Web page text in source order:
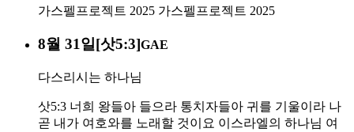
가스펠프로젝트 2025 가스펠프로젝트 2025
8월 31일[삿5:3]GAE
다스리시는 하나님
삿5:3 너희 왕들아 들으라 통치자들아 귀를 기울이라 나
곧 내가 여호와를 노래할 것이요 이스라엘의 하나님 여